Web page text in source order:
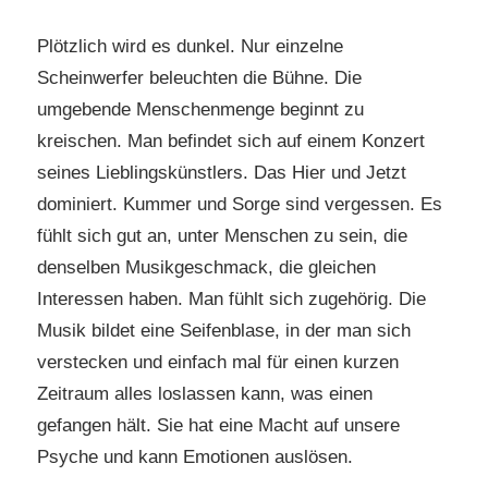
Plötzlich wird es dunkel. Nur einzelne
Scheinwerfer beleuchten die Bühne. Die
umgebende Menschenmenge beginnt zu
kreischen. Man befindet sich auf einem Konzert
seines Lieblingskünstlers. Das Hier und Jetzt
dominiert. Kummer und Sorge sind vergessen. Es
fühlt sich gut an, unter Menschen zu sein, die
denselben Musikgeschmack, die gleichen
Interessen haben. Man fühlt sich zugehörig. Die
Musik bildet eine Seifenblase, in der man sich
verstecken und einfach mal für einen kurzen
Zeitraum alles loslassen kann, was einen
gefangen hält. Sie hat eine Macht auf unsere
Psyche und kann Emotionen auslösen.